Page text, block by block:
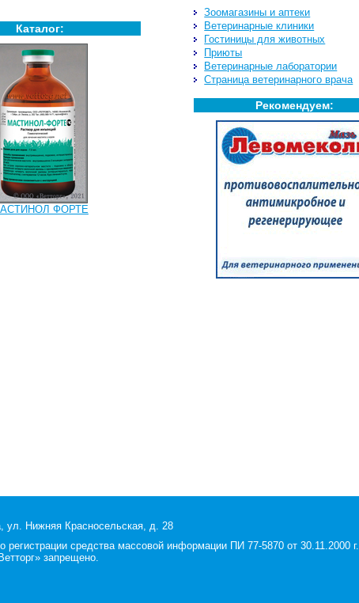
Каталог:
ФОРТЕ
Зоомагазины и аптеки
Ветеринарные клиники
Гостиницы для животных
Приюты
Ветеринарные лаборатории
Страница ветеринарного врача
Рекомендуем:
ул. Нижняя Красносельская, д. 28
средства массовой информации ПИ 77-5870 от 30.11.2000 г.
запрещено.